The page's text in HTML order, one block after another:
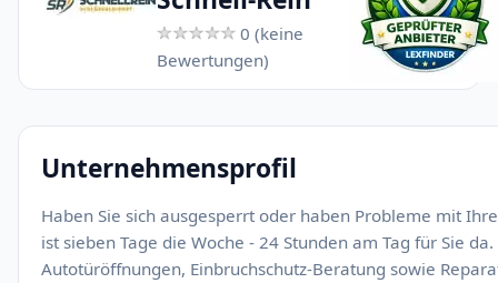
0 (keine
Bewertungen)
Unternehmensprofil
Haben Sie sich ausgesperrt oder haben Probleme mit
ist sieben Tage die Woche - 24 Stunden am Tag für Sie
Autotüröffnungen, Einbruchschutz-Beratung sowie